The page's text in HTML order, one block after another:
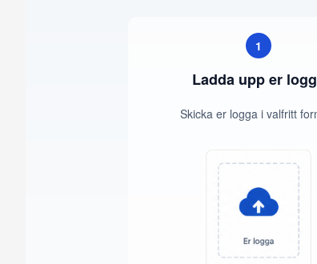
1
Ladda upp er
Skicka er logga i valfritt